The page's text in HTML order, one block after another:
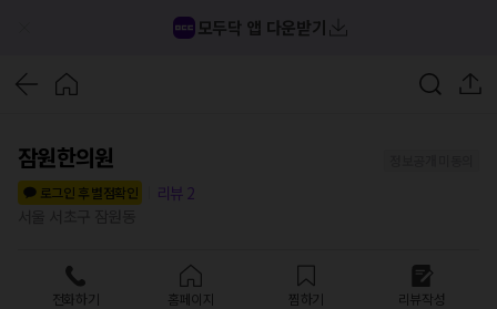
모두닥 앱 다운받기
잠원한의원
로그인 후 별점확인
리뷰 2
전화하기 홈페이지 찜하기 리뷰작성